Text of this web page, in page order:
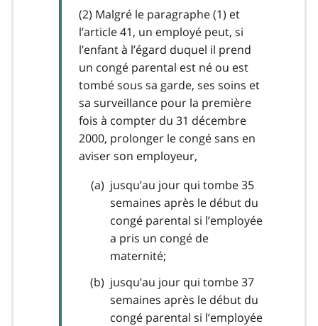
(2) Malgré le paragraphe (1) et
l’article 41, un employé peut, si
l’enfant à l’égard duquel il prend
un congé parental est né ou est
tombé sous sa garde, ses soins et
sa surveillance pour la première
fois à compter du 31 décembre
2000, prolonger le congé sans en
aviser son employeur,
jusqu’au jour qui tombe 35
semaines après le début du
congé parental si l’employée
a pris un congé de
maternité;
jusqu’au jour qui tombe 37
semaines après le début du
congé parental si l’employée